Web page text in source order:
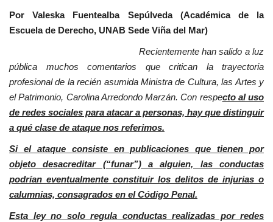
Por Valeska Fuentealba Sepúlveda (Académica de la
Escuela de Derecho, UNAB Sede Viña del Mar)
Recientemente han salido a luz
pública muchos comentarios que critican la trayectoria
profesional de la recién asumida Ministra de Cultura, las Artes y
el Patrimonio, Carolina Arredondo Marzán. Con respecto al uso
de redes sociales para atacar a personas, hay que distinguir
a qué clase de ataque nos referimos.
Si el ataque consiste en publicaciones que tienen por
objeto desacreditar (“funar”) a alguien, las conductas
podrían eventualmente constituir los delitos de injurias o
calumnias, consagrados en el Código Penal.
Esta ley no solo regula conductas realizadas por redes